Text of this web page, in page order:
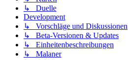
↳ Duelle
Development
↳ Vorschläge und Diskussionen
↳ Beta-Versionen & Updates
↳ Einheitenbeschreibungen
↳ Malaner